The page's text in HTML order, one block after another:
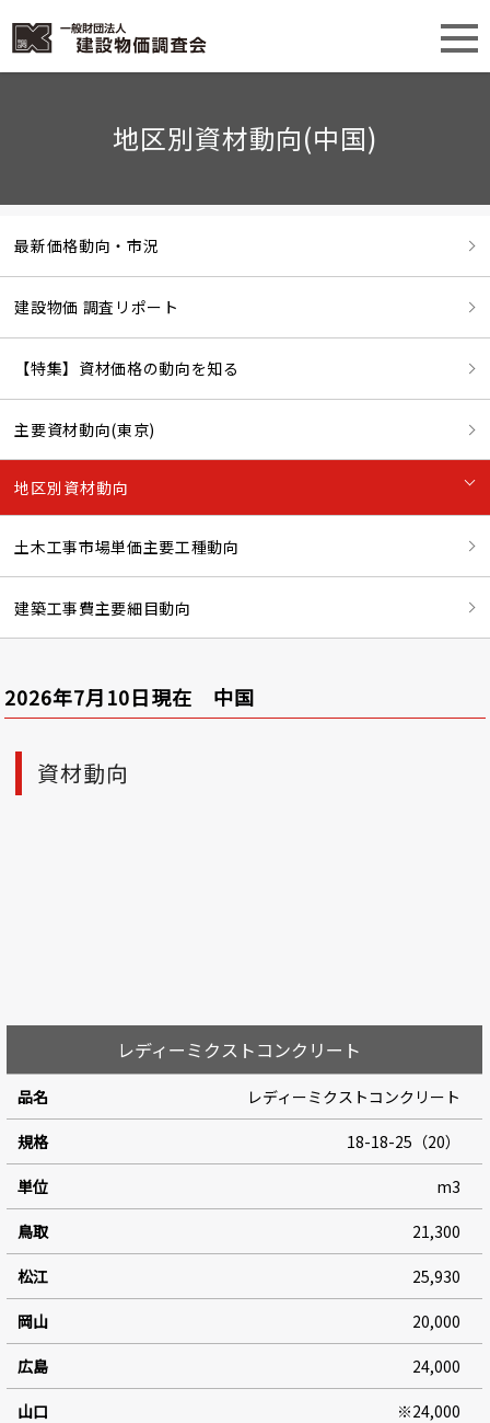
地区別資材動向(中国)
最新価格動向・市況
建設物価 調査リポート
【特集】資材価格の動向を知る
主要資材動向(東京)
地区別資材動向
土木工事市場単価主要工種動向
建築工事費主要細目動向
2026年7月10日現在 中国
資材動向
レディーミクストコンクリート
レディーミクストコンクリート
18-18-25（20）
m3
21,300
25,930
20,000
24,000
※24,000